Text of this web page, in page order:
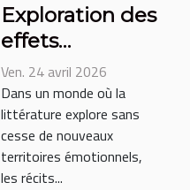
Exploration des
effets
psychologiques
des récits
érotiques
Ven. 24 avril 2026
Dans un monde où la
littérature explore sans
cesse de nouveaux
territoires émotionnels,
les récits...